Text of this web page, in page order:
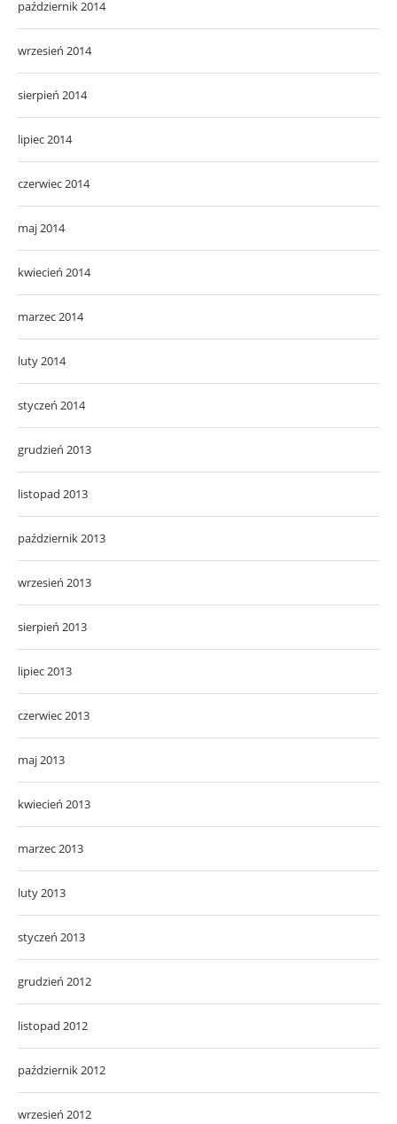
październik 2014
wrzesień 2014
sierpień 2014
lipiec 2014
czerwiec 2014
maj 2014
kwiecień 2014
marzec 2014
luty 2014
styczeń 2014
grudzień 2013
listopad 2013
październik 2013
wrzesień 2013
sierpień 2013
lipiec 2013
czerwiec 2013
maj 2013
kwiecień 2013
marzec 2013
luty 2013
styczeń 2013
grudzień 2012
listopad 2012
październik 2012
wrzesień 2012